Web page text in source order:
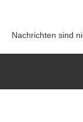
springen
Nachrichten sind